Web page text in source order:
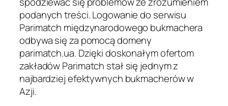
podanych treści. Logowanie do serwisu
Parimatch międzynarodowego bukmachera
odbywa się za pomocą domeny
parimatch.ua. Dzięki doskonałym ofertom
zakładów Parimatch stał się jednym z
najbardziej efektywnych bukmacherów w
Azji.